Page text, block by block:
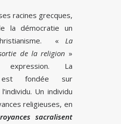
racines grecques,
la démocratie un
«La
de la religion »
La
est fondée sur
Un individu
religieuses, en
sacralisent